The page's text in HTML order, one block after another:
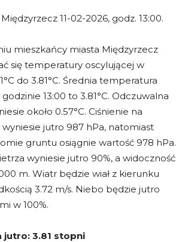
11-02-2026, godz. 13:00.
mieszkańcy miasta Międzyrzecz
się temperatury oscylującej w
do 3.81°C. Średnia temperatura
13:00 to 3.81°C. Odczuwalna
około 0.57°C. Ciśnienie na
jutro 987 hPa, natomiast
gruntu osiągnie wartość 978 hPa.
wyniesie jutro 90%, a widoczność
m. Wiatr będzie wiał z kierunku
3.72 m/s. Niebo będzie jutro
w 100%.
jutro: 3.81 stopni